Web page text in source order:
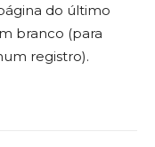
do último
branco (para
registro).